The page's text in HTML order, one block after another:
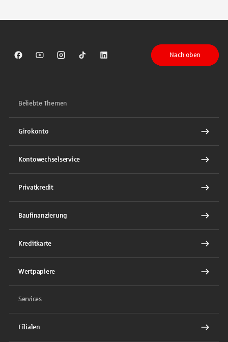
Sparkasse auf Facebook
Sparkasse auf Youtube
Sparkasse auf Instagram
Sparkasse auf TikTok
Sparkasse auf LinkedIn
Nach oben
Beliebte Themen
Girokonto
Kontowechselservice
Privatkredit
Baufinanzierung
Kreditkarte
Wertpapiere
Services
Filialen